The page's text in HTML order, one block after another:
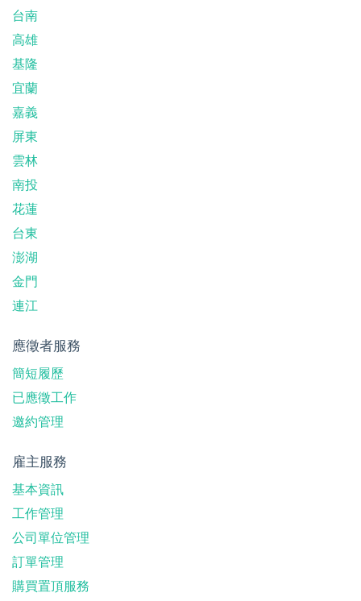
台南
高雄
基隆
宜蘭
嘉義
屏東
雲林
南投
花蓮
台東
澎湖
金門
連江
應徵者服務
簡短履歷
已應徵工作
邀約管理
雇主服務
基本資訊
工作管理
公司單位管理
訂單管理
購買置頂服務